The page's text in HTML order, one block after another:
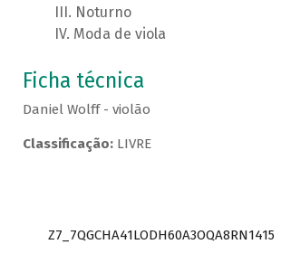
Noturno
Moda de viola
Ficha técnica
Daniel Wolff - violão
Classificação:LIVRE
Z7_7QGCHA41LODH60A3OQA8RN1415